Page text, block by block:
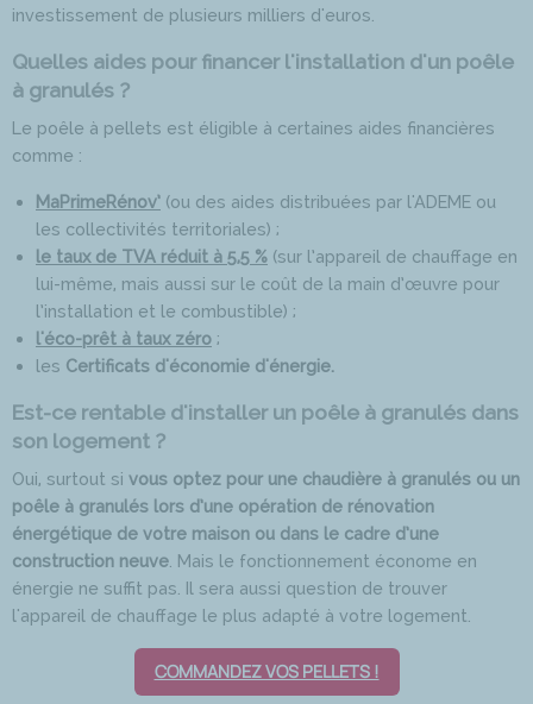
investissement de plusieurs milliers d'euros.
Quelles aides pour financer l'installation d'un poêle
à granulés ?
Le poêle à pellets est éligible à certaines aides financières
comme :
MaPrimeRénov’ (ou des aides distribuées par l'ADEME ou
les collectivités territoriales) ;
le taux de TVA réduit à 5,5 % (sur l’appareil de chauffage en
lui-même, mais aussi sur le coût de la main d’œuvre pour
l’installation et le combustible) ;
l'éco-prêt à taux zéro ;
les Certificats d'économie d'énergie.
Est-ce rentable d'installer un poêle à granulés dans
son logement ?
Oui, surtout si vous optez pour une chaudière à granulés ou un
poêle à granulés lors d’une opération de rénovation
énergétique de votre maison ou dans le cadre d’une
construction neuve . Mais le fonctionnement économe en
énergie ne suffit pas. Il sera aussi question de trouver
l'appareil de chauffage le plus adapté à votre logement.
COMMANDEZ VOS PELLETS !